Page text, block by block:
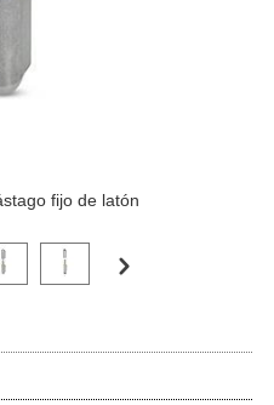
fijo de latón
imagen de variante para verla